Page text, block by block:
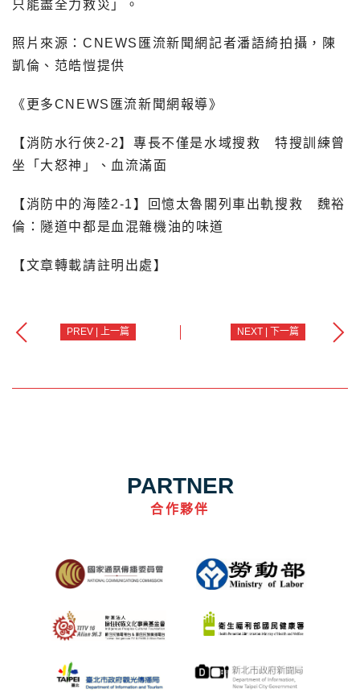
只能盡全力救災」。
照片來源：CNEWS匯流新聞網記者潘語綺拍攝，陳
凱倫、范皓愷提供
《更多CNEWS匯流新聞網報導》
【消防水行俠2-2】專長不僅是水域搜救 特搜訓練曾
坐「大怒神」、血流滿面
【消防中的海陸2-1】回憶太魯閣列車出軌搜救 魏裕
倫：隧道中都是血混雜機油的味道
【文章轉載請註明出處】
PREV | 上一篇 NEXT | 下一篇
PARTNER
合作夥伴